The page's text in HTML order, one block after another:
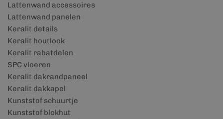
Lattenwand accessoires
Lattenwand panelen
Keralit details
Keralit houtlook
Keralit rabatdelen
SPC vloeren
Keralit dakrandpaneel
Keralit dakkapel
Kunststof schuurtje
Kunststof blokhut